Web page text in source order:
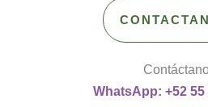
WhatsApp: +52 55